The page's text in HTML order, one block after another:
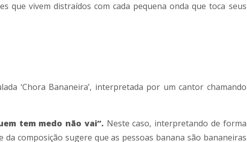
que vivem distraídos com cada pequena onda que toca seus
‘Chora Bananeira’, interpretada por um cantor chamando
tem medo não vai”. Neste caso, interpretando de forma
composição sugere que as pessoas banana são bananeiras